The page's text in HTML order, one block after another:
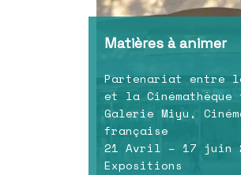
Matières à animer
Partenariat entre
et la Cinémathèque
Galerie Miyu,
française
21 Avril – 17 juin
Expositions